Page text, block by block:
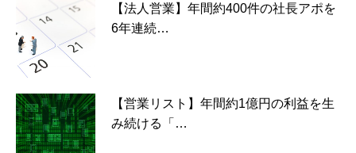
【法人営業】年間約400件の社長アポを
6年連続…
【営業リスト】年間約1億円の利益を生
み続ける「…